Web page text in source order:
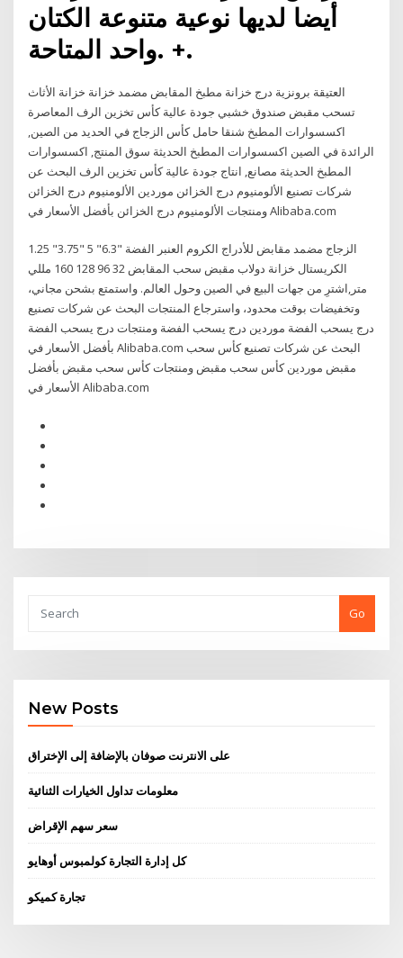
أيضا لديها نوعية متنوعة الكتان
واحد المتاحة. +.
العتيقة برونزية درج خزانة مطبخ المقابض مضمد خزانة خزانة الأثاث
تسحب مقبض صندوق خشبي جودة عالية كأس تخزين الرف المعاصرة
اكسسوارات المطبخ شنقا حامل كأس الزجاج في الحديد من الصين,
الرائدة في الصين اكسسوارات المطبخ الحديثة سوق المنتج, اكسسوارات
المطبخ الحديثة مصانع, انتاج جودة عالية كأس تخزين الرف البحث عن
شركات تصنيع الألومنيوم درج الخزائن موردين الألومنيوم درج الخزائن
ومنتجات الألومنيوم درج الخزائن بأفضل الأسعار في Alibaba.com
1.25 "3.75" 5 "6.3" الزجاج مضمد مقابض للأدراج الكروم العنبر الفضة
الكريستال خزانة دولاب مقبض سحب المقابض 32 96 128 160 مللي
متر,اشترِ من جهات البيع في الصين وحول العالم. واستمتع بشحن مجاني،
وتخفيضات بوقت محدود، واسترجاع المنتجات البحث عن شركات تصنيع
درج يسحب الفضة موردين درج يسحب الفضة ومنتجات درج يسحب الفضة
بأفضل الأسعار في Alibaba.com البحث عن شركات تصنيع كأس سحب
مقبض موردين كأس سحب مقبض ومنتجات كأس سحب مقبض بأفضل
الأسعار في Alibaba.com
Go
New Posts
على الانترنت صوفان بالإضافة إلى الإختراق
معلومات تداول الخيارات الثنائية
سعر سهم الإقراض
كل إدارة التجارة كولمبوس أوهايو
تجارة كميكو